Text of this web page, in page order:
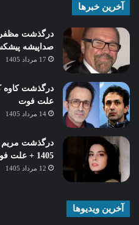
آخرین خبرها
درگذشت مظفر
صداپیشه
17 مرداد 1405
درگذشت کاوه
علت فوت
14 مرداد 1405
1405 + علت فوت
12 مرداد 1405
آخرین ویدیوها